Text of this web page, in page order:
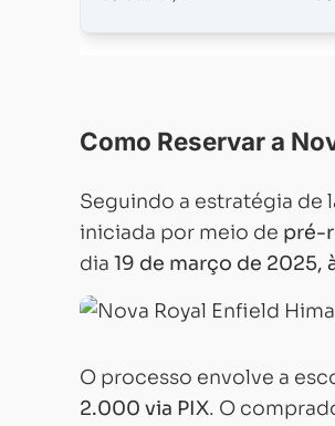
Como Reservar a
Seguindo a estratégia de
iniciada por meio de pré-
dia 19 de março de 2025,
O processo envolve a
2.000 via PIX. O